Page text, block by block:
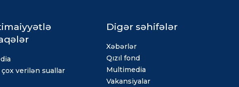
verilən suallar
Digər səhifələr
Xəbərlər
Qızıl fond
Multimedia
Vakansiyalar